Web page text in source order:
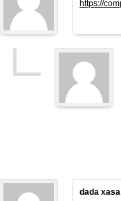
https://
dada xasa